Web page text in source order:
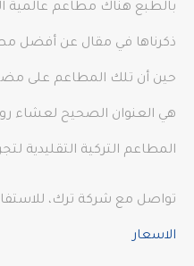
بالطبع هناك مطاعم
ذكرناها في مقال عن أفضل
حين أن تلك المطاعم على
هي العنوان الصحيح لعشاء
المطاعم التركية التقليدية
تواصل مع شركة ترك،
الاسعار